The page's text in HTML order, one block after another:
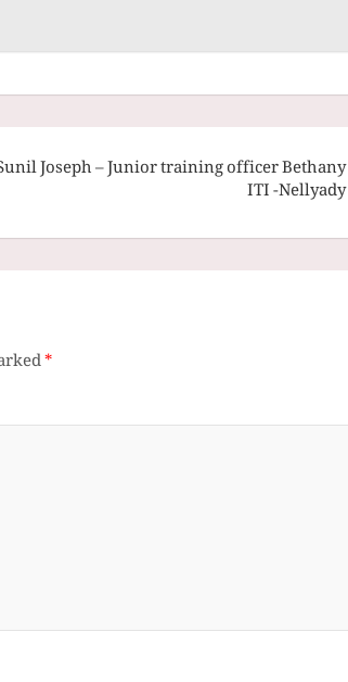
Joseph – Junior training officer Bethany
ITI -Nellyady
*